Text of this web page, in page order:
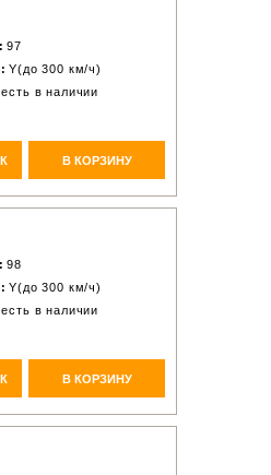
97
Y(до 300 км/ч)
есть в наличии
В КОРЗИНУ
98
Y(до 300 км/ч)
есть в наличии
В КОРЗИНУ